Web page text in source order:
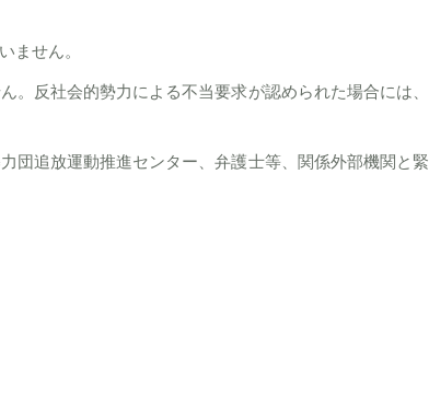
ません。
。反社会的勢力による不当要求が認められた場合には、
団追放運動推進センター、弁護士等、関係外部機関と緊